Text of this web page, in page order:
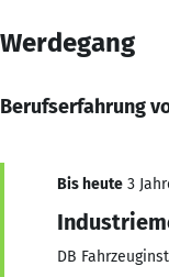
Werdegang
Berufserfahrung
Bis heute 3
DB